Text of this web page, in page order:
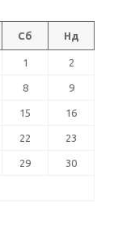
Сб Нд
1 2
8 9
15 16
22 23
29 30